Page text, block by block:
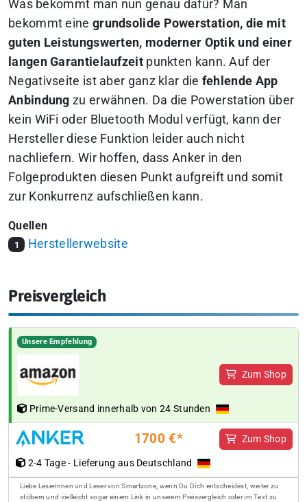
Was bekommt man nun genau dafür? Man
bekommt eine grundsolide Powerstation, die mit
guten Leistungswerten, moderner Optik und einer
langen Garantielaufzeitpunkten kann. Auf der
Negativseite ist aber ganz klar die fehlende App
Anbindung zu erwähnen. Da die Powerstation über
kein WiFi oder Bluetooth Modul verfügt, kann der
Hersteller diese Funktion leider auch nicht
nachliefern. Wir hoffen, dass Anker in den
Folgeprodukten diesen Punkt aufgreift und somit
zur Konkurrenz aufschließen kann.
Quellen
1 Herstellerwebsite
Preisvergleich
Unsere Empfehlung
Zum Shop
Prime-Versand innerhalb von 24 Stunden
1700 €* Zum Shop
2-4 Tage - Lieferung aus Deutschland
Liebe Leserinnen und Leser von Smartzone, wenn Du Dich entscheidest, weiter zu
stöbern und vielleicht sogar einem Link in unserem Preisvergleich oder im Text zu